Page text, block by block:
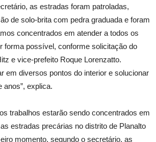
as estradas foram patroladas,
de solo-brita com pedra graduada e foram
concentrados em atender a todos os
forma possível, conforme solicitação do
e vice-prefeito Roque Lorenzatto.
em diversos pontos do interior e solucionar
anos”, explica.
trabalhos estarão sendo concentrados em
estradas precárias no distrito de Planalto
momento, segundo o secretário, as